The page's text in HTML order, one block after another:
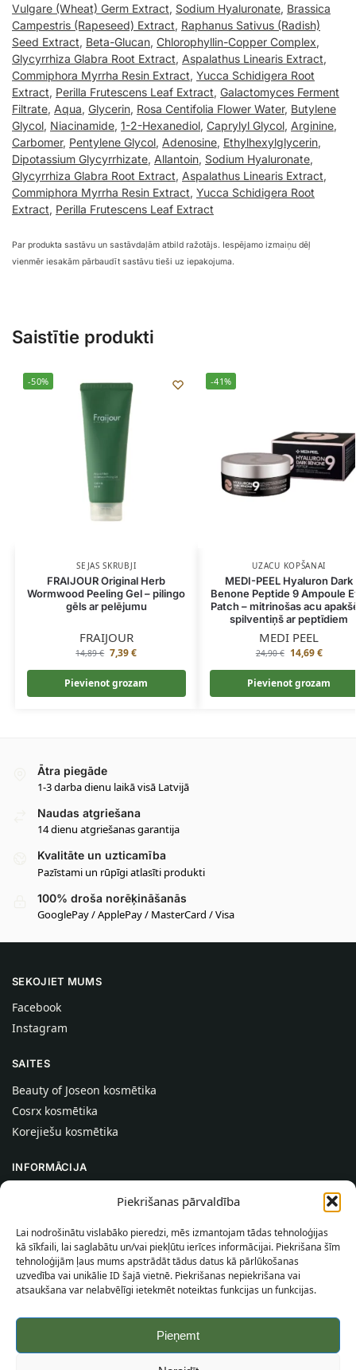
Piekrišanas pārvaldība
Lai nodrošinātu vislabāko pieredzi, mēs izmantojam tādas tehnoloģijas
kā sīkfaili, lai saglabātu un/vai piekļūtu ierīces informācijai. Piekrišana šīm
tehnoloģijām ļaus mums apstrādāt tādus datus kā pārlūkošanas
uzvedība vai unikālie ID šajā vietnē. Piekrišanas nepiekrišana vai
atsaukšana var nelabvēlīgi ietekmēt noteiktas funkcijas un funkcijas.
Pieņemt
Vulgare (Wheat) Germ Extract, Sodium Hyaluronate, Brassica
Campestris (Rapeseed) Extract, Raphanus Sativus (Radish)
Seed Extract, Beta-Glucan, Chlorophyllin-Copper Complex,
Glycyrrhiza Glabra Root Extract, Aspalathus Linearis Extract,
Commiphora Myrrha Resin Extract, Yucca Schidigera Root
Extract, Perilla Frutescens Leaf Extract, Galactomyces Ferment
Filtrate, Aqua, Glycerin, Rosa Centifolia Flower Water, Butylene
Glycol, Niacinamide, 1-2-Hexanediol, Caprylyl Glycol, Arginine,
Carbomer, Pentylene Glycol, Adenosine, Ethylhexylglycerin,
Dipotassium Glycyrrhizate, Allantoin, Sodium Hyaluronate,
Glycyrrhiza Glabra Root Extract, Aspalathus Linearis Extract,
Commiphora Myrrha Resin Extract, Yucca Schidigera Root
Extract, Perilla Frutescens Leaf Extract
Par produkta sastāvu un sastāvdaļām atbild ražotājs. Iespējamo izmaiņu dēļ
vienmēr iesakām pārbaudīt sastāvu tieši uz iepakojuma.
Saistītie produkti
-50%
SEJAS SKRUBJI
FRAIJOUR Original Herb
Wormwood Peeling Gel – pilingo
gēls ar pelējumu
FRAIJOUR
14,89€ 7,39€
Pievienot grozam
-41%
UZACU KOPŠANAI
MEDI-PEEL Hyaluron Dark
Benone Peptide 9 Ampoule
Patch – mitrinošas acu
spilventiņš ar peptīdiem
MEDI PEEL
24,90€ 14,69€
Pievienot grozam
Ātra piegāde
1-3 darba dienu laikā visā Latvijā
Naudas atgriešana
14 dienu atgriešanas garantija
Kvalitāte un uzticamība
Pazīstami un rūpīgi atlasīti produkti
100% droša norēķināšanās
GooglePay / ApplePay / MasterCard / Visa
SEKOJIET MUMS
Facebook
Instagram
SAITES
Beauty of Joseon kosmētika
Cosrx kosmētika
Korejiešu kosmētika
INFORMĀCIJA
Palīdzība
INFORMĀCIJA PIRCĒJAM
Piegādes nosacījumi
Noteikumi un nosacījumi
Vietnes karte